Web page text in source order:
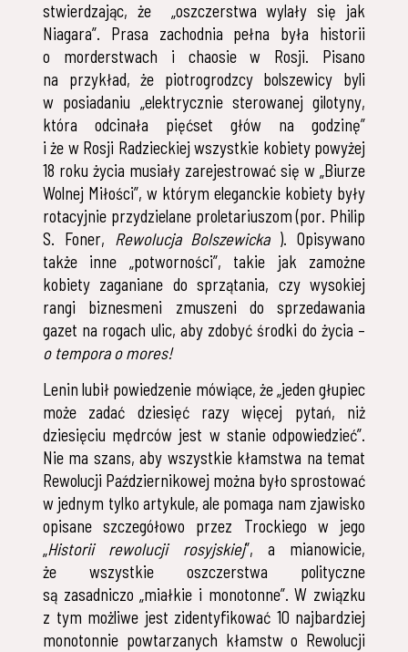
stwierdzając, że „oszczerstwa wylały się jak
Niagara”. Prasa zachodnia pełna była historii
o morderstwach i chaosie w Rosji. Pisano
na przykład, że piotrogrodzcy bolszewicy byli
w posiadaniu „elektrycznie sterowanej gilotyny,
która odcinała pięćset głów na godzinę”
i że w Rosji Radzieckiej wszystkie kobiety powyżej
18 roku życia musiały zarejestrować się w „Biurze
Wolnej Miłości”, w którym eleganckie kobiety były
rotacyjnie przydzielane proletariuszom (por. Philip
S. Foner,
Rewolucja Bolszewicka). Opisywano
także inne „potworności”, takie jak zamożne
kobiety zaganiane do sprzątania, czy wysokiej
rangi biznesmeni zmuszeni do sprzedawania
gazet na rogach ulic, aby zdobyć środki do życia –
o tempora o mores!
Lenin lubił powiedzenie mówiące, że „jeden głupiec
może zadać dziesięć razy więcej pytań, niż
dziesięciu mędrców jest w stanie odpowiedzieć”.
Nie ma szans, aby wszystkie kłamstwa na temat
Rewolucji Październikowej można było sprostować
w jednym tylko artykule, ale pomaga nam zjawisko
opisane szczegółowo przez Trockiego w jego
„Historii rewolucji rosyjskiej”, a mianowicie,
że wszystkie oszczerstwa polityczne
są zasadniczo „miałkie i monotonne”. W związku
z tym możliwe jest zidentyfikować 10 najbardziej
monotonnie powtarzanych kłamstw o Rewolucji